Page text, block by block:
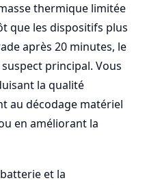
thermique limitée
que les dispositifs plus
après 20 minutes, le
principal. Vous
la qualité
au décodage matériel
en améliorant la
et la